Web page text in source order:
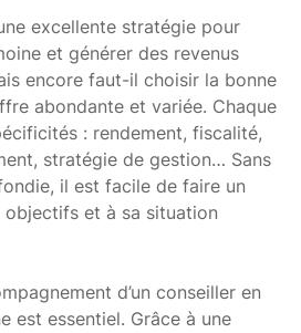
excellente stratégie pour
et générer des revenus
encore faut-il choisir la bonne
abondante et variée. Chaque
: rendement, fiscalité,
stratégie de gestion… Sans
il est facile de faire un
et à sa situation
d’un conseiller en
est essentiel. Grâce à une